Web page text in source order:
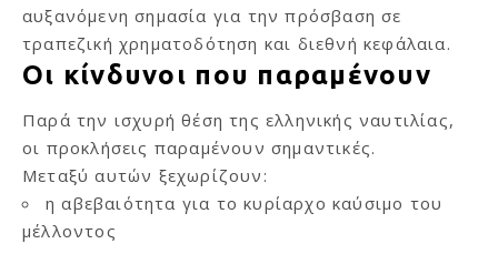
αυξανόμενη σημασία για την πρόσβαση σε
τραπεζική χρηματοδότηση και διεθνή κεφάλαια.
Οι κίνδυνοι που παραμένουν
Παρά την ισχυρή θέση της ελληνικής ναυτιλίας,
οι προκλήσεις παραμένουν σημαντικές.
Μεταξύ αυτών ξεχωρίζουν:
η αβεβαιότητα για το κυρίαρχο καύσιμο του
μέλλοντος